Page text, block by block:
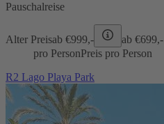
Pauschalreise
Alter Preisab €999,- ab €699,-
pro PersonPreis pro Person
R2 Lago Playa Park